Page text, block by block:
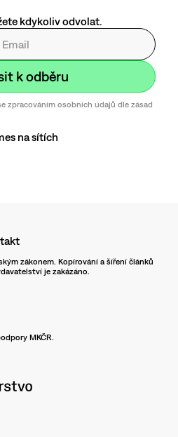
kdykoliv odvolat.
zpracováním osobních údajů dle zásad
na sítích
zákonem. Kopírování a šíření článků
je zakázáno.
MKČR.